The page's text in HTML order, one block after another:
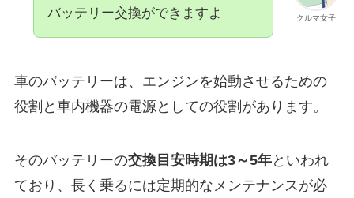
クルマ女子
バッテリー交換ができますよ
車のバッテリーは、エンジンを始動させるための
役割と車内機器の電源としての役割があります。
そのバッテリーの交換目安時期は3～5年といわれ
ており、長く乗るには定期的なメンテナンスが必